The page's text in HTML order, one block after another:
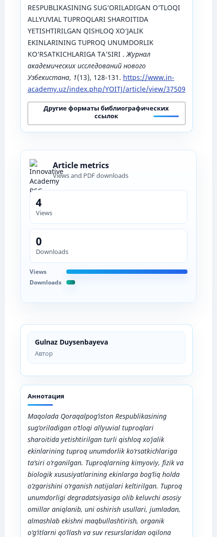
Gulnaz Duysenbayeva
Автор
Аннотация
Maqolada Qoraqalpog‘iston Respublikasining
sug‘oriladigan o‘tloqi allyuvial tuproqlari
sharoitida yetishtirilgan turli qishloq xo‘jalik
ekinlarining tuproq unumdorlik ko‘rsatkichlariga
ta’siri o‘rganilgan. Tuproqlarning kimyoviy, fizik va
biologik xususiyatlarining ekinlarga bog‘liq holda
o‘zgarishini o‘rganish natijalari keltirilgan. Tuproq
unumdorligi degradatsiyasiga olib keluvchi asosiy
omillar aniqlanib, uni oshirish usullari, jumladan,
almashlab ekishni maqbullashtirish, organik
o‘g‘itlarni qo‘llash va suv resurslaridan oqilona
RESPUBLIKASINING SUG‘ORILADIGAN O‘TLOQI
ALLYUVIAL TUPROQLARI SHAROITIDA
YETISHTIRILGAN QISHLOQ XO‘JALIK
EKINLARINING TUPROQ UNUMDORLIK
KO‘RSATKICHLARIGA TA’SIRI .Журнал
академических исследований нового
Узбекистана, 1(13), 128-131. https://www.in-
academy.uz/index.php/YOITJ/article/view/37509
Другие форматы библиографических
ссылок
Article metrics
Views and PDF downloads
4
Views
0
Downloads
Views
Downloads